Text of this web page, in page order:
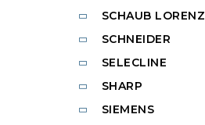
SCHAUB LORENZ
SCHNEIDER
SELECLINE
SHARP
SIEMENS